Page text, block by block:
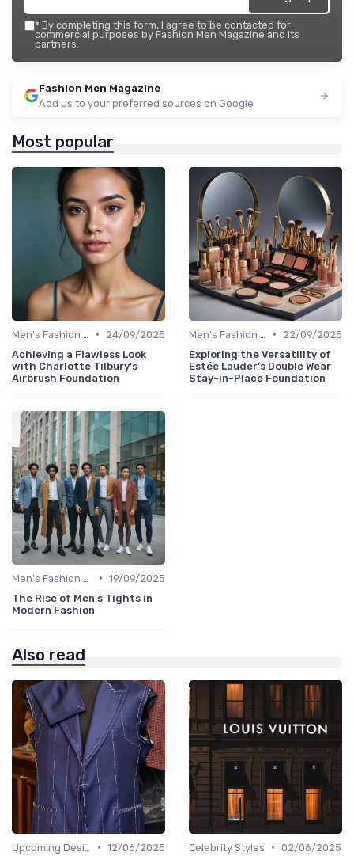
* By completing this form, I agree to be contacted for
commercial purposes by Fashion Men Magazine and its
partners.
Fashion Men Magazine
Add us to your preferred sources on Google
Most popular
•
24/09/2025
Achieving a Flawless Look
with Charlotte Tilbury's
Airbrush Foundation
•
22/09/2025
Exploring the Versatility of
Estée Lauder's Double Wear
Stay-in-Place Foundation
• 19/09/2025
The Rise of Men's Tights in
Modern Fashion
Also read
• 12/06/2025
Celebrity Styles • 02/06/2025